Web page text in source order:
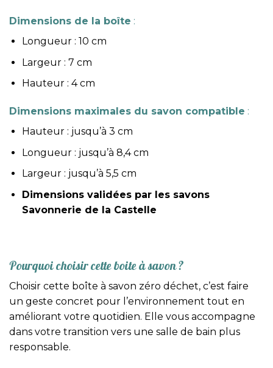
Dimensions de la boîte :
Longueur : 10 cm
Largeur : 7 cm
Hauteur : 4 cm
Dimensions maximales du savon compatible :
Hauteur : jusqu’à 3 cm
Longueur : jusqu’à 8,4 cm
Largeur : jusqu’à 5,5 cm
Dimensions validées par les savons
Savonnerie de la Castelle
Pourquoi choisir cette boite à savon ?
Choisir cette boîte à savon zéro déchet, c’est faire
un geste concret pour l’environnement tout en
améliorant votre quotidien. Elle vous accompagne
dans votre transition vers une salle de bain plus
responsable.